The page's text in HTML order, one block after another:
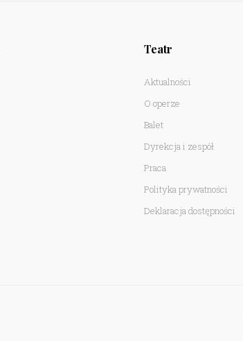
Teatr
Aktualności
O operze
Balet
Dyrekcja i zespół
Praca
Polityka prywatności
Deklaracja dostępności